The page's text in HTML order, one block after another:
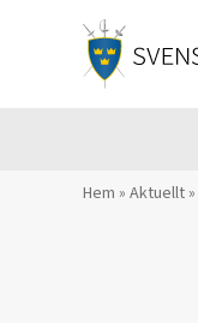
Hem » Aktuellt»